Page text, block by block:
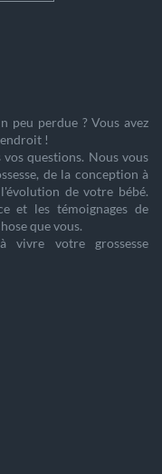
peu perdue ? Vous avez
!
questions. Nous vous
, de la conception à
de votre bébé.
et les témoignages de
que vous.
vivre votre grossesse